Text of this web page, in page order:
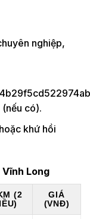
nghiệp,
có).
khứ hồi
Vĩnh Long
(2
GIÁ
(VNĐ)